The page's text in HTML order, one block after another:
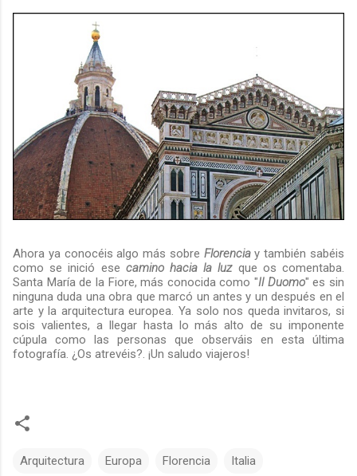
Ahora ya conocéis algo más sobre Florenciay también sabéis
como se inició ese camino hacia la luzque os comentaba.
Santa María de la Fiore, más conocida como "Il Duomo" es sin
ninguna duda una obra que marcó un antes y un después en el
arte y la arquitectura europea. Ya solo nos queda invitaros, si
sois valientes, a llegar hasta lo más alto de su imponente
cúpula como las personas que observáis en esta última
fotografía. ¿Os atrevéis?. ¡Un saludo viajeros!
Arquitectura Europa Florencia Italia